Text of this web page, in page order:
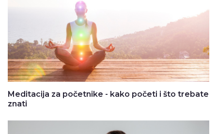
Meditacija za početnike - kako početi i što trebate
znati